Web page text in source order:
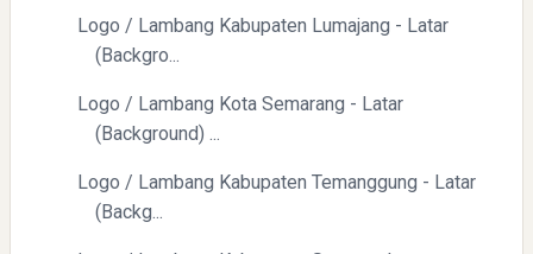
Logo / Lambang Kabupaten Lumajang - Latar
(Backgro...
Logo / Lambang Kota Semarang - Latar
(Background) ...
Logo / Lambang Kabupaten Temanggung - Latar
(Backg...